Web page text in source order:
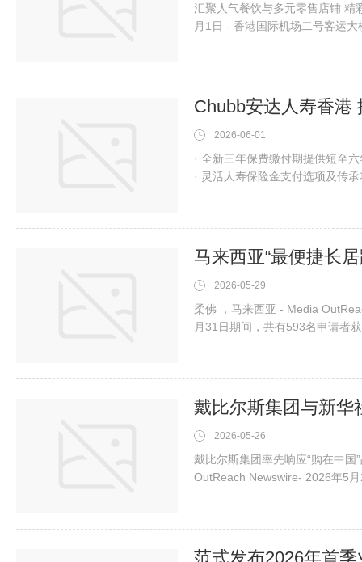
汇聚人气餐饮与多元零售店铺
月1日 - 香港国际机场二号客运
宴 与旅客分享香港与世界滋味经
2026-06-01
· 全新三年保费缴付期提供短至
· 灵活人寿保险金支付选项及传
选项」），保证回本期¹缩短至6
2026-05-29
柔佛 ，马来西亚 - Media
月31日期间，共有593名申请者
2026-05-26
戴比尔斯集团率先响应“购在中
OutReach Newswire- 2026年5
放资源，团结行业力量，共同推